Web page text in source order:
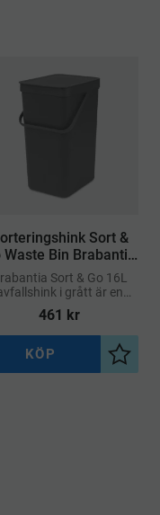
Sort &
Waste Bin Brabantia
Grå 16L
Sort & Go 16L
i grått är en
och praktisk lösning
för enkel sopsortering i
hemmet
461 kr
Lägg
KÖP